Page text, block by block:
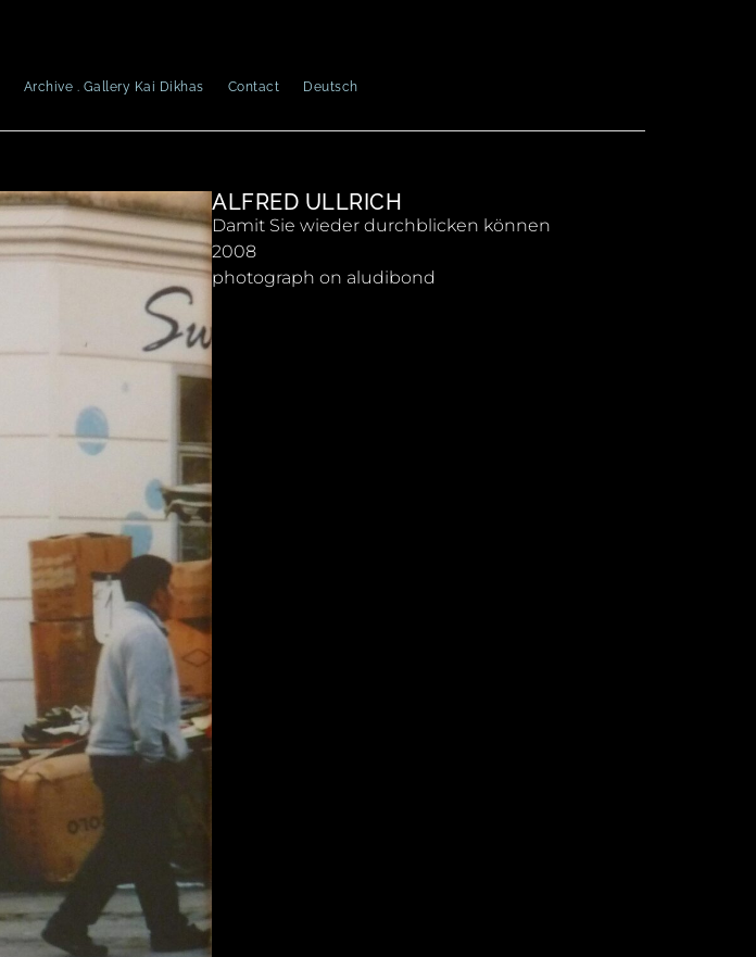
Archive . Gallery Kai Dikhas Contact Deutsch
ALFRED ULLRICH
Damit Sie wieder durchblicken können
2008
photograph on aludibond